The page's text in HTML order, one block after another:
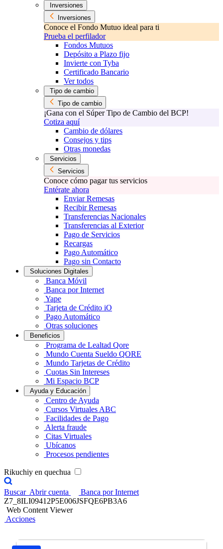
Inversiones
Inversiones
Conoce el Fondo Mutuo ideal para ti
Prueba el perfilador
Fondos Mutuos
Depósito a Plazo fijo
Invierte con Tyba
Certificado Bancario
Ver todos
Tipo de cambio
Tipo de cambio
¡Gana con el Súper Tipo de Cambio del BCP!
Cotiza aquí
Cambio de dólares
Consejos y tips
Otras monedas
Servicios
Servicios
Conoce cómo pagar tus servicios
Entérate ahora
Enviar Remesas
Recibir Remesas
Transferencias Nacionales
Transferencias al Exterior
Pago de Servicios
Recargas
Pago Automático
Pago sin Contacto
Soluciones Digitales
Banca Móvil
Banca por Internet
Yape
Tarjeta de Crédito iO
Pago Automático
Otras soluciones
Beneficios
Programa de Lealtad Qore
Mundo Cuenta Sueldo QORE
Mundo Tarjetas de Crédito
Cuotas Sin Intereses
Mi Espacio BCP
Ayuda y Educación
Centro de Ayuda
Cursos Virtuales ABC
Facilidades de Pago
Alerta fraude
Citas Virtuales
Ubícanos
Procesos pendientes
Rikuchiy en quechua
Buscar Abrir cuenta
Banca por Internet
Z7_8ILI09412P5E006JSFQE6PB3A6
Web Content Viewer
Acciones